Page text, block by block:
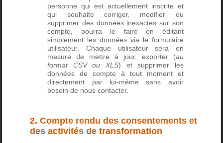
personne qui est actuellement inscrite et
qui souhaite corriger, modifier ou
supprimer des données inexactes sur son
compte, pourra le faire en éditant
simplement les données via le formulaire
utilisateur. Chaque utilisateur sera en
mesure de mettre à jour, exporter (au
format CSV ou XLS) et supprimer les
données de compte à tout moment et
directement par lui-même sans avoir
besoin de nous contacter.
2. Compte rendu des consentements et
des activités de transformation